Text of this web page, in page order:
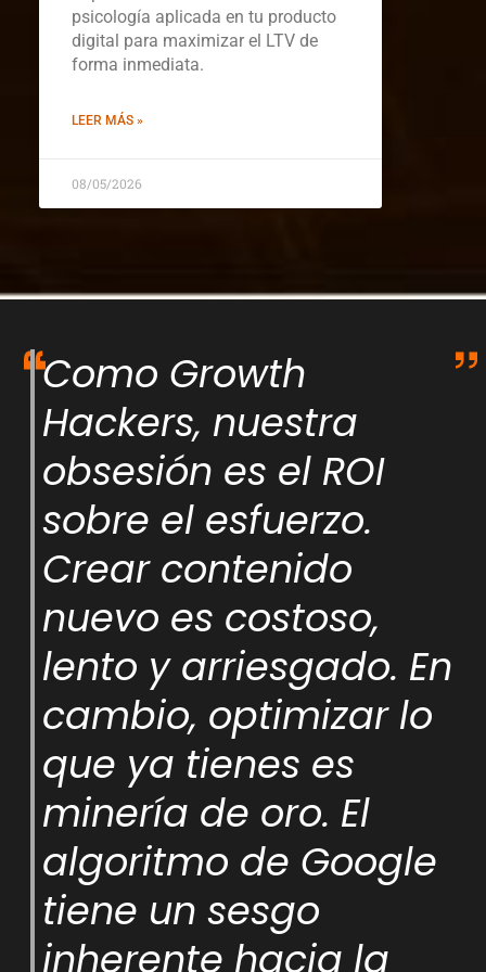
psicología aplicada en tu producto
digital para maximizar el LTV de
forma inmediata.
LEER MÁS »
08/05/2026
Como Growth
Hackers, nuestra
obsesión es el ROI
sobre el esfuerzo.
Crear contenido
nuevo es costoso,
lento y arriesgado. En
cambio, optimizar lo
que ya tienes es
minería de oro. El
algoritmo de Google
tiene un sesgo
inherente hacia la